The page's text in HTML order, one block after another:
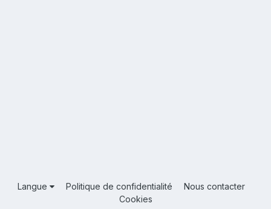
Langue Politique de confidentialité
Nous contacter
Cookies